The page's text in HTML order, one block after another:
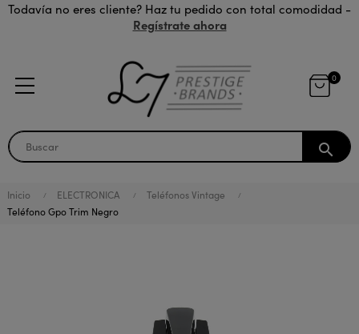
Todavía no eres cliente? Haz tu pedido con total comodidad -
Regístrate ahora
0
search
Inicio ELECTRONICA
Teléfonos Vintage
Teléfono Gpo Trim Negro